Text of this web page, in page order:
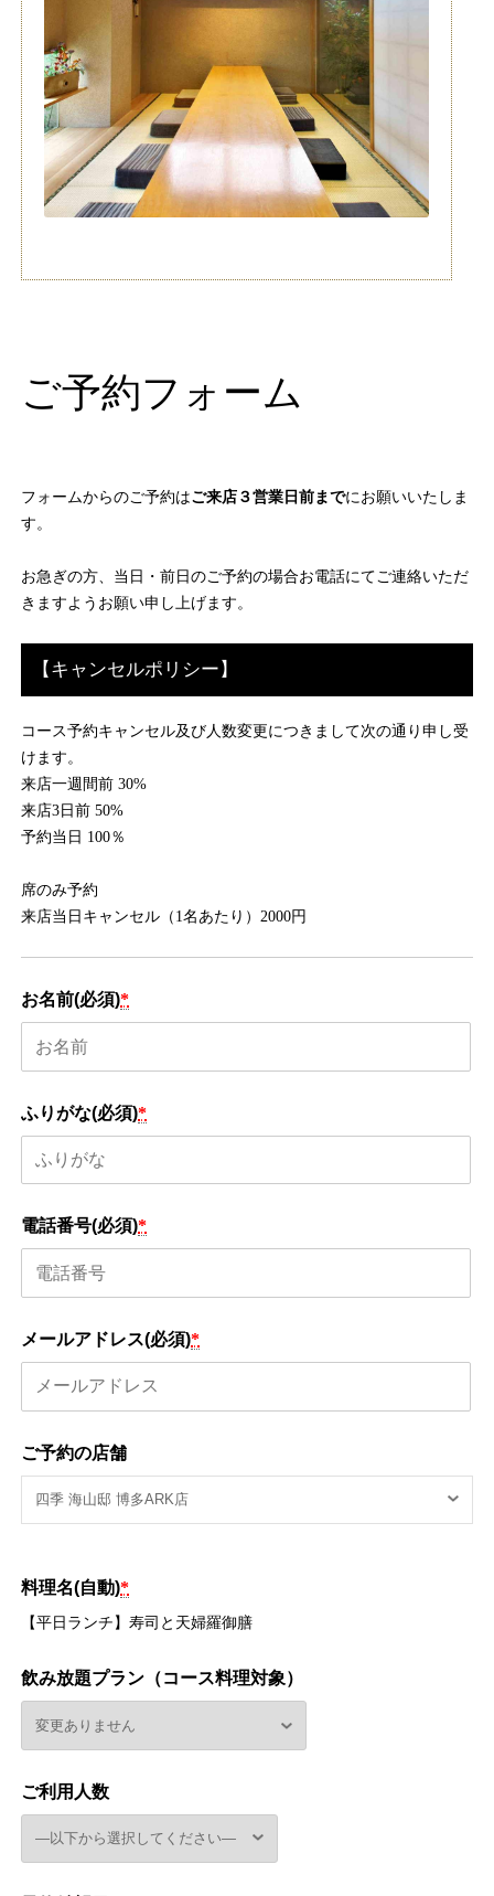
ご予約フォーム
フォームからのご予約はご来店３営業日前までにお願いいたしま
す。
お急ぎの方、当日・前日のご予約の場合お電話にてご連絡いただ
きますようお願い申し上げます。
【キャンセルポリシー】
コース予約キャンセル及び人数変更につきまして次の通り申し受
けます。
来店一週間前 30%
来店3日前 50%
予約当日 100％
席のみ予約
来店当日キャンセル（1名あたり）2000円
お名前(必須)*
ふりがな(必須)*
電話番号(必須)*
メールアドレス(必須)*
ご予約の店舗
料理名(自動)*
【平日ランチ】寿司と天婦羅御膳
飲み放題プラン（コース料理対象）
ご利用人数